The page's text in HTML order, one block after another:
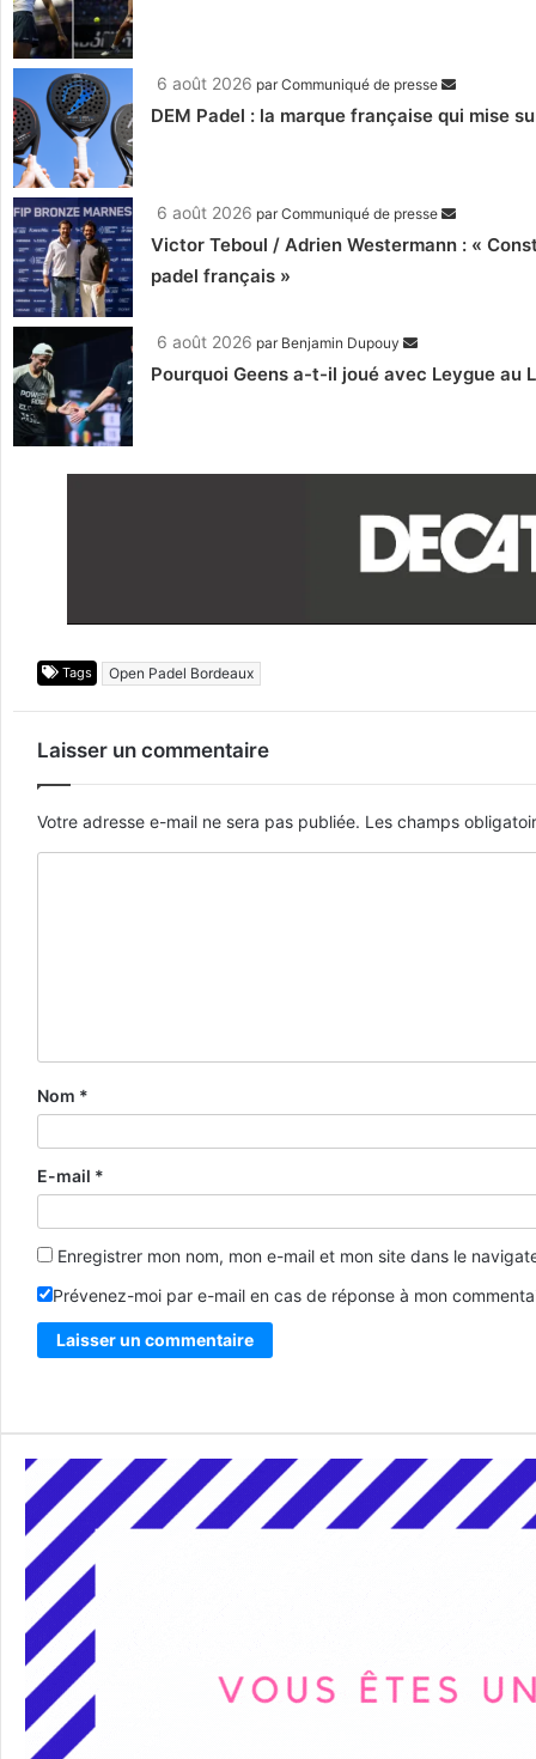
6 août 2026 parCommuniqué de presse
DEM Padel : la marque française qui mise
6 août 2026 parCommuniqué de presse
Victor Teboul / Adrien Westermann : «
padel français »
6 août 2026 par Benjamin Dupouy
Pourquoi Geens a-t-il joué avec Leygue au
Tags Open Padel Bordeaux
Laisser un commentaire
Votre adresse e-mail ne sera pas publiée. Les champs
Nom *
E-mail *
Enregistrer mon nom, mon e-mail et mon site dans le
Prévenez-moi par e-mail en cas de réponse à mon